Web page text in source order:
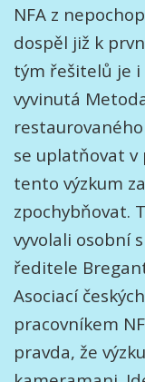
NFA z
dospěl již k
tým řešitelů je i
vyvinutá
se uplatňovat v
tento výzkum
zpochybňovat.
vyvolali osobní
ředitele
Asociací
pracovníkem
pravda, že